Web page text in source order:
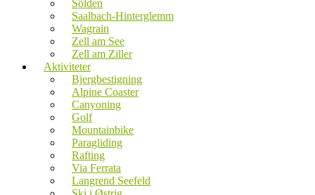
Sölden
Saalbach-Hinterglemm
Wagrain
Zell am See
Zell am Ziller
Aktiviteter
Bjergbestigning
Alpine Coaster
Canyoning
Golf
Mountainbike
Paragliding
Rafting
Via Ferrata
Langrend Seefeld